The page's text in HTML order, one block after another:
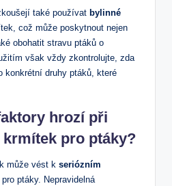
také používat bylinné
což může poskytnout nejen
obohatit stravu ptáků o
však vždy zkontrolujte, zda
konkrétní druhy ptáků, které
hrozí při
krmítek pro ptáky?
může vést k seriózním
pro ptáky. Nepravidelná